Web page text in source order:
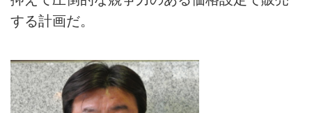
する計画だ。